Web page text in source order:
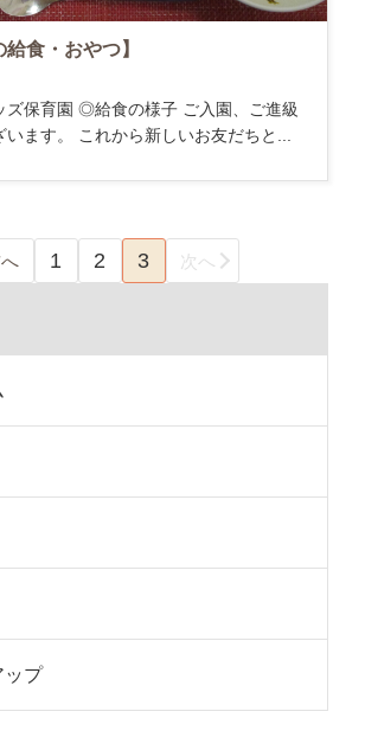
給食・おやつ】
ズ保育園 ◎給食の様子 ご入園、ご進級
ます。 これから新しいお友だちと...
1 2 3 次へ
ップ